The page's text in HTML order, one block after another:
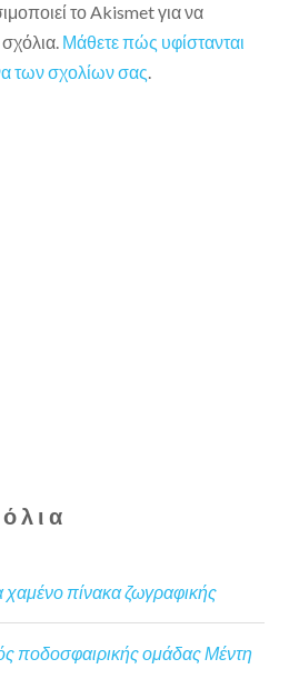
το Akismet για να
Μάθετε πώς υφίστανται
των σχολίων σας.
χαμένο πίνακα ζωγραφικής
ποδοσφαιρικής ομάδας Μέντη